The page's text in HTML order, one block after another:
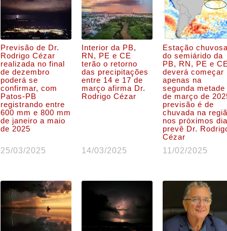
Previsão de Dr.
Rodrigo Cézar
realizada no final
de dezembro
poderá se
confirmar, com
Patos-PB
registrando entre
600 mm e 800 mm
de janeiro a maio
de 2025
25/03/2025
Interior da PB,
RN, PE e CE
terão o retorno
das precipitações
entre 14 e 17 de
março afirma Dr.
Rodrigo Cézar
14/03/2025
Estação chuvosa
do semiárido da
PB, RN, PE e CE
deverá começar
apenas na
segunda metade
de março de
previsão é de
chuvada na
nos próximos
prevê Dr.
Cézar
11/02/2025